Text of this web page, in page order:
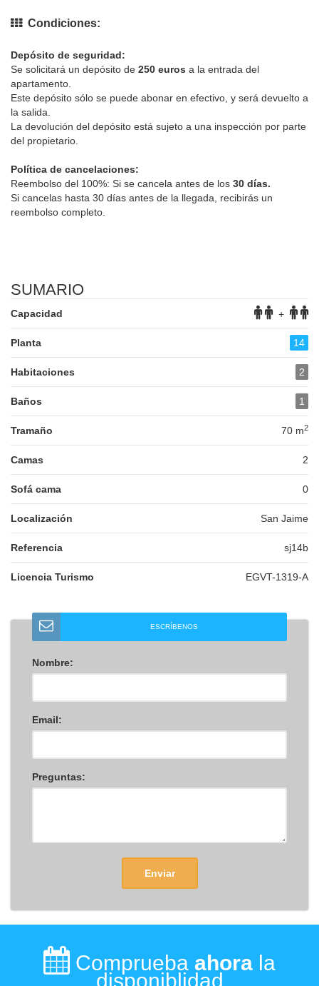
Condiciones:
Depósito de seguridad:
Se solicitará un depósito de 250 euros a la entrada del
apartamento.
Este depósito sólo se puede abonar en efectivo, y será devuelto a
la salida.
La devolución del depósito está sujeto a una inspección por parte
del propietario.
Política de cancelaciones:
Reembolso del 100%: Si se cancela antes de los 30 días.
Si cancelas hasta 30 días antes de la llegada, recibirás un
reembolso completo.
SUMARIO
Capacidad +
Planta 14
Habitaciones 2
Baños 1
Tramaño 70 m2
Camas 2
Sofá cama 0
Localización San Jaime
Referencia sj14b
Licencia Turismo EGVT-1319-A
ESCRÍBENOS
Nombre:
Email:
Preguntas:
Enviar
Comprueba ahora la
disponiblidad